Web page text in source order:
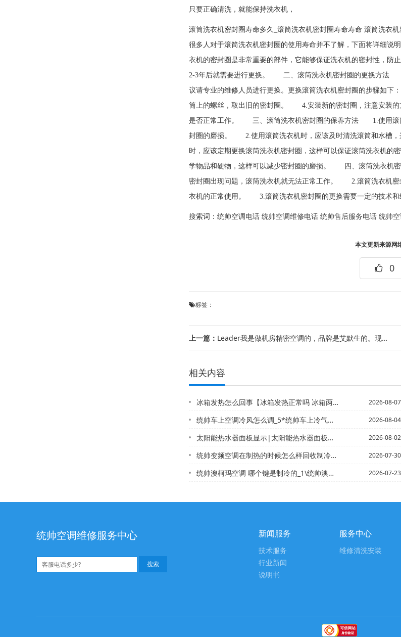
只要正确清洗，就能保持洗衣机，
滚筒洗衣机密封圈寿命多久_滚筒洗衣机密封圈寿命寿命 滚筒洗衣
很多人对于滚筒洗衣机密封圈的使用寿命并不了解，下面将详
衣机的密封圈是非常重要的部件，它能够保证洗衣机的密封性，防
2-3年后就需要进行更换。 二、滚筒洗衣机密封圈的更换方法
议请专业的维修人员进行更换。更换滚筒洗衣机密封圈的步
筒上的螺丝，取出旧的密封圈。 4.安装新的密封圈，注意安
是否正常工作。 三、滚筒洗衣机密封圈的保养方法 1.使用滚筒
封圈的磨损。 2.使用滚筒洗衣机时，应该及时清洗滚筒和水槽
时，应该定期更换滚筒洗衣机密封圈，这样可以保证滚筒洗衣机
学物品和硬物，这样可以减少密封圈的磨损。 四、滚筒洗衣机
密封圈出现问题，滚筒洗衣机就无法正常工作。 2.滚筒洗衣机密
衣机的正常使用。 3.滚筒洗衣机密封圈的更换需要一定的技术和
搜索词： 统帅空调电话 统帅空调维修电话 统帅售后服务电话 统帅
本文更新来源网
0
标签：
上一篇： Leader我是做机房精密空调的，品牌是艾默生的。现在遇到了一个问题。空调更换完...
相关内容
冰箱发热怎么回事【冰箱发热正常吗 冰箱两边很烫怎么回事 2026-08-07
统帅车上空调冷风怎么调_5*统帅车上冷气怎么开_27 2026-08-04
太阳能热水器面板显示|太阳能热水器面板显示 2026-08-02
统帅变频空调在制热的时候怎么样回收制冷剂_1\统帅变频空调怎么开最省电 2026-07-30
统帅澳柯玛空调 哪个键是制冷的_1\统帅澳柯玛空调是代工生产吗 2026-07-23
统帅空调维修服务中心 新闻服务
技术服务
行业新闻
说明书
服务中心
维修清洗安装